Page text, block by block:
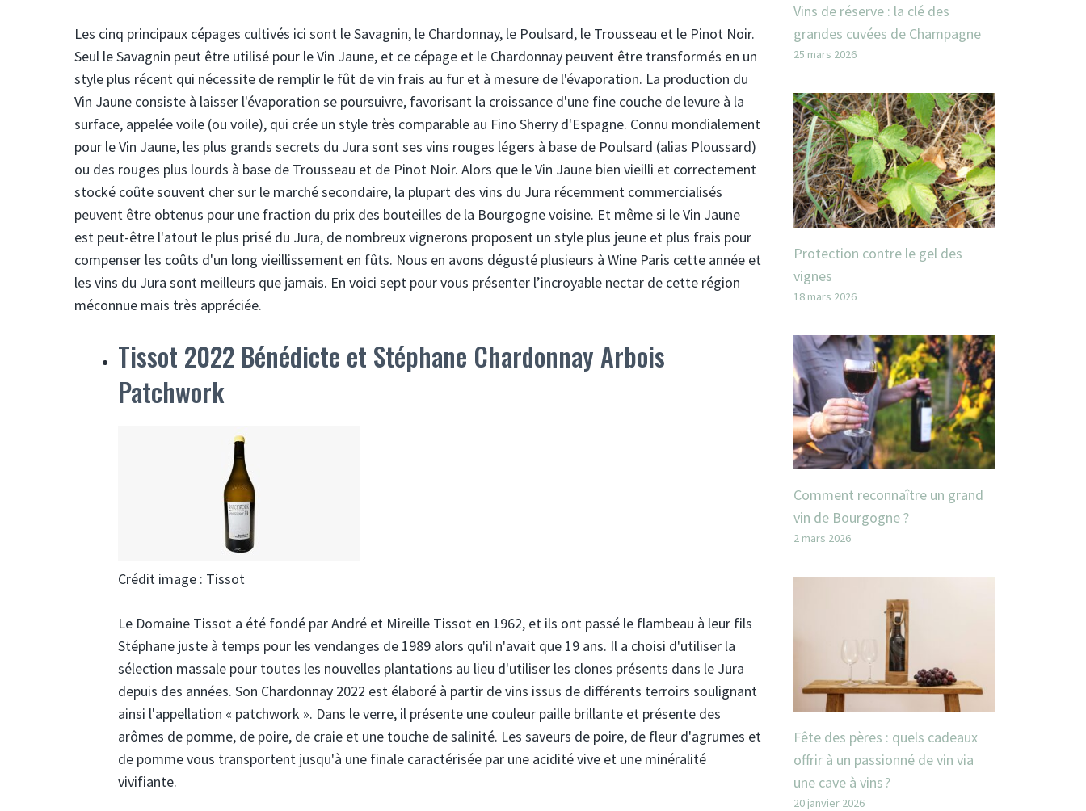
Les cinq principaux cépages cultivés ici sont le Savagnin, le Chardonnay, le Poulsard, le Trousseau et le Pinot Noir.
Seul le Savagnin peut être utilisé pour le Vin Jaune, et ce cépage et le Chardonnay peuvent être transformés en un
style plus récent qui nécessite de remplir le fût de vin frais au fur et à mesure de l'évaporation. La production du
Vin Jaune consiste à laisser l'évaporation se poursuivre, favorisant la croissance d'une fine couche de levure à la
surface, appelée voile (ou voile), qui crée un style très comparable au Fino Sherry d'Espagne. Connu mondialement
pour le Vin Jaune, les plus grands secrets du Jura sont ses vins rouges légers à base de Poulsard (alias Ploussard)
ou des rouges plus lourds à base de Trousseau et de Pinot Noir. Alors que le Vin Jaune bien vieilli et correctement
stocké coûte souvent cher sur le marché secondaire, la plupart des vins du Jura récemment commercialisés
peuvent être obtenus pour une fraction du prix des bouteilles de la Bourgogne voisine. Et même si le Vin Jaune
est peut-être l'atout le plus prisé du Jura, de nombreux vignerons proposent un style plus jeune et plus frais pour
compenser les coûts d'un long vieillissement en fûts. Nous en avons dégusté plusieurs à Wine Paris cette année et
les vins du Jura sont meilleurs que jamais. En voici sept pour vous présenter l’incroyable nectar de cette région
méconnue mais très appréciée.
Tissot 2022 Bénédicte et Stéphane Chardonnay Arbois
Patchwork
Crédit image : Tissot
Le Domaine Tissot a été fondé par André et Mireille Tissot en 1962, et ils ont passé le flambeau à leur fils
Stéphane juste à temps pour les vendanges de 1989 alors qu'il n'avait que 19 ans. Il a choisi d'utiliser la
sélection massale pour toutes les nouvelles plantations au lieu d'utiliser les clones présents dans le Jura
depuis des années. Son Chardonnay 2022 est élaboré à partir de vins issus de différents terroirs soulignant
ainsi l'appellation « patchwork ». Dans le verre, il présente une couleur paille brillante et présente des
arômes de pomme, de poire, de craie et une touche de salinité. Les saveurs de poire, de fleur d'agrumes et
de pomme vous transportent jusqu'à une finale caractérisée par une acidité vive et une minéralité
vivifiante.
Vins de réserve : la clé des
grandes cuvées de Champagne
25 mars 2026
Protection contre le gel des
vignes
18 mars 2026
Comment reconnaître un grand
vin de Bourgogne ?
2 mars 2026
Fête des pères : quels cadeaux
offrir à un passionné de vin via
une cave à vins ?
20 janvier 2026